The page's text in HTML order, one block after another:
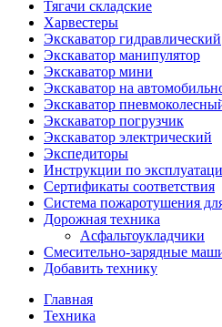
Тягачи складские
Харвестеры
Экскаватор гидравлический
Экскаватор манипулятор
Экскаватор мини
Экскаватор на
Экскаватор
Экскаватор погрузчик
Экскаватор электрический
Экспедиторы
Инструкции по
Сертификаты соответствия
Система пожаротушения
Дорожная техника
Асфальтоукладчики
Смесительно-зарядные
Добавить технику
Главная
Техника